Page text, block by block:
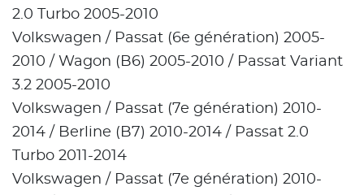
2.0 Turbo 2005-2010
Volkswagen / Passat (6e génération) 2005-
2010 / Wagon (B6) 2005-2010 / Passat Variant
3.2 2005-2010
Volkswagen / Passat (7e génération) 2010-
2014 / Berline (B7) 2010-2014 / Passat 2.0
Turbo 2011-2014
Volkswagen / Passat (7e génération) 2010-